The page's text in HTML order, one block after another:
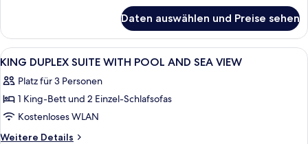
anzeigen
DUPLEX
SUITE
WITH
Daten auswählen und Preise sehen
Alle
Fotos
für
KING
DUPLEX
SUITE
Ein Hotelzimmer mit Bett,
22
KING DUPLEX SUITE WITH POOL AND SEA VIEW
Platz für 3 Personen
1 King-Bett und 2 Einzel-Schlafsofas
Kostenloses WLAN
Weitere Details
Weitere